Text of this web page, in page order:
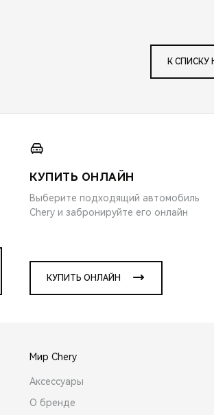
К СПИСКУ
КУПИТЬ ОНЛАЙН
Выберите подходящий автомобиль
Chery и забронируйте его онлайн
КУПИТЬ ОНЛАЙН
Мир Chery
Аксессуары
О бренде